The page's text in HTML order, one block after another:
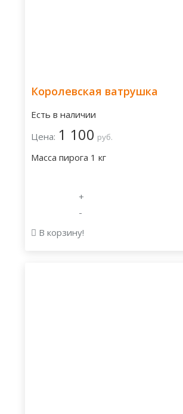
Королевская ватрушка
Есть в наличии
Цена: 1 100 руб.
Масса пирога 1 кг
+
-
В корзину!